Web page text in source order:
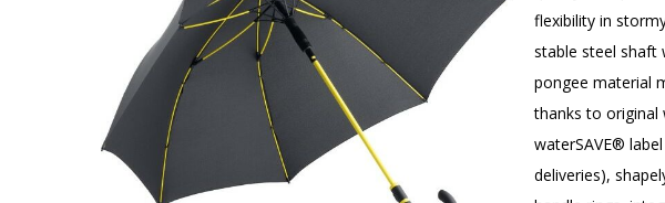
flexibility in
stable steel shaft
pongee material
thanks to original
waterSAVE®
deliveries),